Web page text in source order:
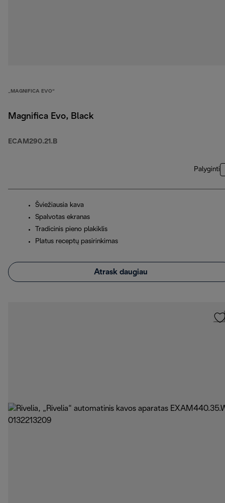
„MAGNIFICA EVO“
Magnifica Evo, Black
ECAM290.21.B
Palyginti
Šviežiausia kava
Spalvotas ekranas
Tradicinis pieno plakiklis
Platus receptų pasirinkimas
Atrask daugiau